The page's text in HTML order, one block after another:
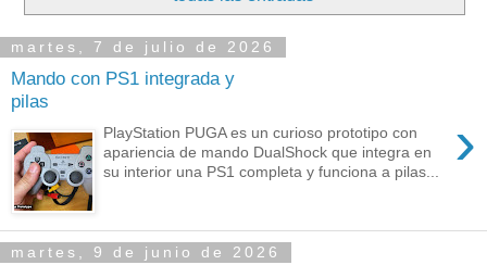
martes, 7 de julio de 2026
Mando con PS1 integrada y
pilas
›
PlayStation PUGA es un curioso prototipo con
apariencia de mando DualShock que integra en
su interior una PS1 completa y funciona a pilas...
martes, 9 de junio de 2026